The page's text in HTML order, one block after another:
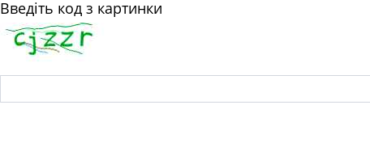
Введіть код з картинки